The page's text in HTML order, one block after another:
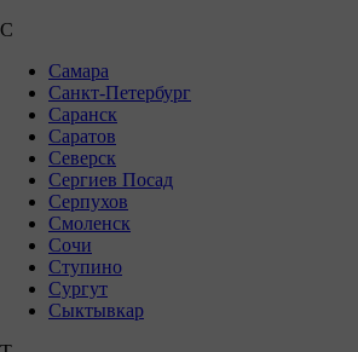
С
Самара
Санкт-Петербург
Саранск
Саратов
Северск
Сергиев Посад
Серпухов
Смоленск
Сочи
Ступино
Сургут
Сыктывкар